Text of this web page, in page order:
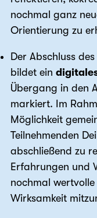
nochmal ganz
Orientierung zu
Der Abschluss
bildet ein
Übergang in den
markiert. Im
Möglichkeit
Teilnehmenden
abschließend zu
Erfahrungen und
nochmal
Wirksamkeit